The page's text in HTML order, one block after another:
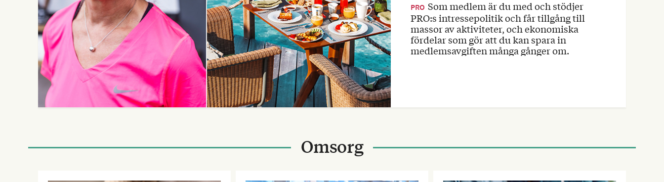
PRO Som medlem är du med och stödjer
PRO:s intressepolitik och får tillgång till
massor av aktiviteter, och ekonomiska
fördelar som gör att du kan spara in
medlemsavgiften många gånger om.
Omsorg